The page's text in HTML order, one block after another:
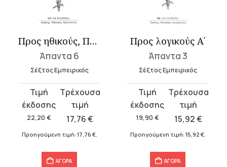
Προς ηθικούς, Προς μαθηματικούς: Προς γραμματικούς
Άπαντα 6
Σέξτος Εμπειρικός
22,20 €
Original
price
was:
22,20 €.
17,76€
τρέχουσα
τιμή
Προηγούμενη τιμή: 17,76 €.
ΑΓΟΡΑ
Προς λογικούς Α΄
Άπαντα 3
Σέξτος Εμπειρικός
19,90 €
Original
price
was:
19,90 €.
15,92€
τρέχουσα
τιμή
Προηγούμενη τιμή: 15,92 €.
ΑΓΟΡΑ